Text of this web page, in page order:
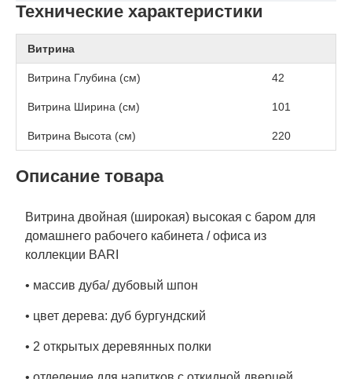
Технические характеристики
Витрина
Витрина Глубина (см) 42
Витрина Ширина (см) 101
Витрина Высота (см) 220
Описание товара
Витрина двойная (широкая) высокая с баром для
домашнего рабочего кабинета / офиса из
коллекции BARI
• массив дуба/ дубовый шпон
• цвет дерева: дуб бургундский
• 2 открытых деревянных полки